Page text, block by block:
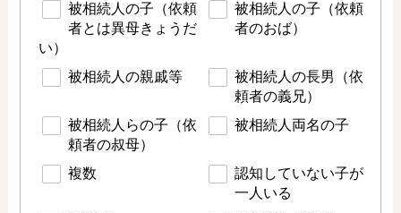
被相続人の子（依頼
者とは異母きょうだ
い）
被相続人の子（依頼
者のおば）
被相続人の親戚等
被相続人の長男（依
頼者の義兄）
被相続人らの子（依
頼者の叔母）
被相続人両名の子
複数
認知していない子が
一人いる